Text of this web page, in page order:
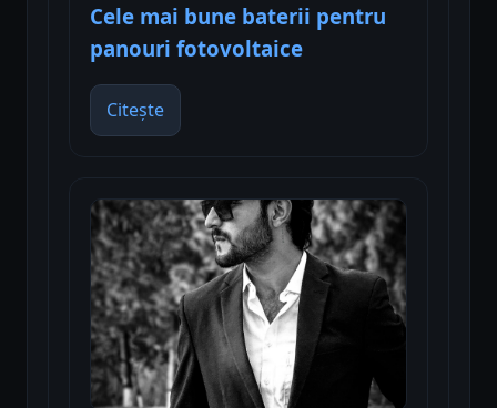
Cele mai bune baterii pentru
panouri fotovoltaice
Citește